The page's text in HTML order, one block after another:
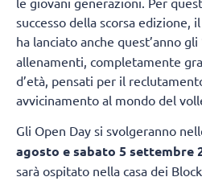
successo della scorsa edizione,
ha lanciato anche quest’anno gli
allenamenti, completamente
d’età, pensati per il
avvicinamento al mondo del
Gli Open Day si svolgeranno
agosto e sabato 5 settembre
sarà ospitato nella casa dei